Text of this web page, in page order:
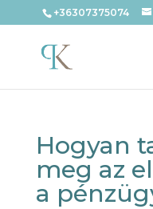
+36307375074
Hogyan
meg az
a